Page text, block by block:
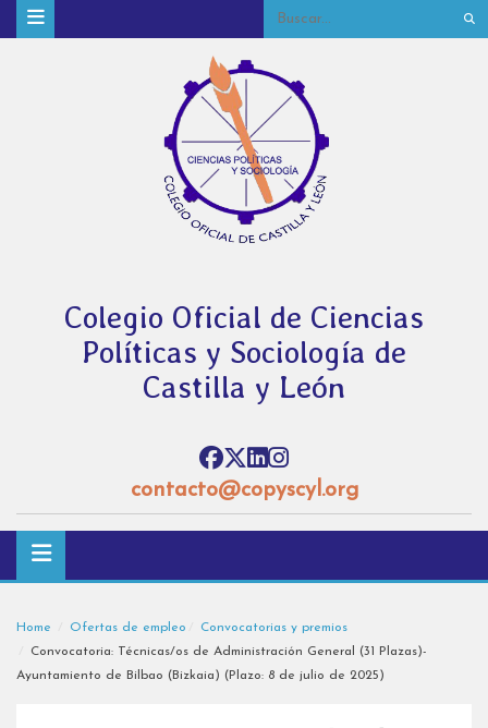
Colegio Oficial de Ciencias
Políticas y Sociología de
Castilla y León
contacto@copyscyl.org
Home Ofertas de empleo
Convocatorias y premios
Convocatoria: Técnicas/os de Administración General (31 Plazas)-
Ayuntamiento de Bilbao (Bizkaia) (Plazo: 8 de julio de 2025)